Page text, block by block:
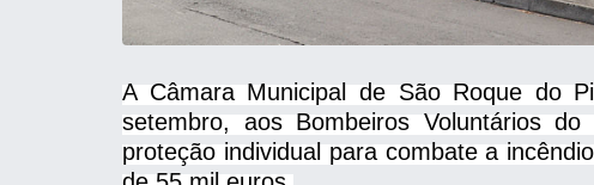
A Câmara Municipal de São Roque do
setembro, aos Bombeiros Voluntários
proteção individual para combate a